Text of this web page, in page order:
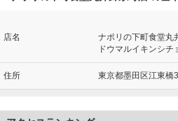
店名
ナポリの下町食堂丸
ドウマルイキンシチ
住所 東京都墨田区江東橋